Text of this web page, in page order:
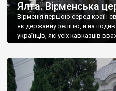
Ялта. Вірменська
Вірменія першою серед країн
як державну релігію, й на подив
українців, які усіх кавказців
є відданими вірянами Христа